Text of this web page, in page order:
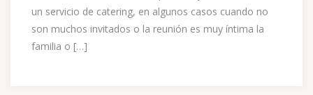
un servicio de catering, en algunos casos cuando no
son muchos invitados o la reunión es muy íntima la
familia o […]